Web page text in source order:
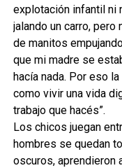
explotación infantil ni
jalando un carro,
de manitos
que mi madre se
hacía nada. Por eso
como vivir una vida
trabajo que hacés”.
Los chicos juegan
hombres se quedan
oscuros, aprendieron